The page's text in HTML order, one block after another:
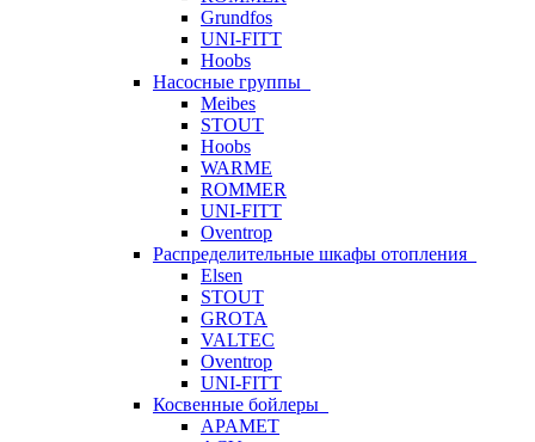
Grundfos
UNI-FITT
Hoobs
Насосные группы
Meibes
STOUT
Hoobs
WARME
ROMMER
UNI-FITT
Oventrop
Распределительные шкафы отопления
Elsen
STOUT
GROTA
VALTEC
Oventrop
UNI-FITT
Косвенные бойлеры
APAMET